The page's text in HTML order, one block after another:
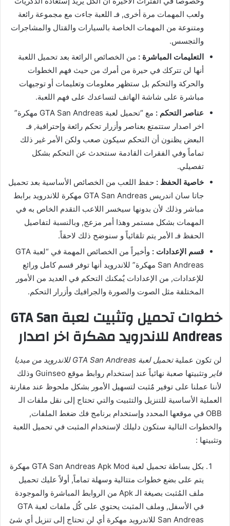
ولعب المهمات مرة أخرى, فـ اللعبة جاءت مع مجموعة رائعة
ومتنوعة من المهمات الخاصة بالسيارات والقتال والمشاجرات
والتجسس.
التعليمات المباشرة : من الخصائص الرائعة بعد تحميل اللعبة
أنها لن تتركك في حيرة من أمرك من حيث فهم الخطوات
والحركة والتحكم بل ستظهر معلومات وتعليمات أو توجيهات
مباشرة على شاشة الهاتف لتساعدك على فهم اللعبة.
عناصر التحكم :
مع “تحميل لعبة GTA San Andreas مهكرة”
اخر اصدار ستتمتع بعناصر وأزرار تحكم رائعة وإحترافية, فـ
البعض يظنون أن التحكم سيكون صعب ولكن الأمر غير ذلك
تماماً وفي الفقرات القادمة سنتحدث عن التحكم بشكل
تفصيلي.
خاصية الحفظ : حفظ اللعب من الخصائص الأساسية بعد تحميل
جاتا سان اندريس GTA San Andreas مهكرة للاندرويد برابط
مباشر وذلك لأن بدونها سيخسر اللاعب التقدم الخاص به في
المهمات بشكل مستمر وهذا أمر مزعج, وبالنسبة لتفاصيل
الحفظ فـ الأمر يتم تلقائياً و سنوضح ذلك لاحقاً.
قسم الإعدادات :
وأخيراً من الخصائص المهمة في “لعبة GTA
San Andreas مهكرة” للاندرويد أنها توفر قسم كامل ورائع
للإعدادات, من الإعدادات يٌمكنك التحكم في العديد من الأمور
المختلفة مثل الصوت والصورة والجرافيك وأزرار التحكم.
خطوات تحميل وتثبيت لعبة GTA San
Andreas للاندرويد مهكرة اخر اصدار
لن تكون عملية
تحميل لعبة GTA San Andreas للاندرويد من ميديا
فاير
وتثبيتها صعبة نهائياً عند إستخدام روابط موقع Guinseo وذلك
لأننا عملنا على توفير مٌثبت لتسهيل الأمور بشكل ملحوظ عند مقارنة
العملية الأساسية للتنزيل والتثبيت والتي تحتاج إلى نقل ملفات الـ
OBB في موقعها المحدد وإستخدام برنامج فك ضغط الملفات,
والخطوات التالية ستكون دليلك لإستخدام المثبت في تحميل اللعبة
وتثبيتها :
بكل بساطة تحميل لعبة GTA San Andreas Apk Mod مهكرة
يتم على بضع خطوات متتالية وسهلة تماماً, أولاً عليك تحميل
ملف المُثبت بصيغة الـ Apk من الروابط المباشرة والموجودة
في الأسفل, وملف المثبت يحتوي على كٌل ملفات لعبة GTA
San Andreas للاندرويد مهكرة أي لن تحتاج إلى تنزيل أي شئ